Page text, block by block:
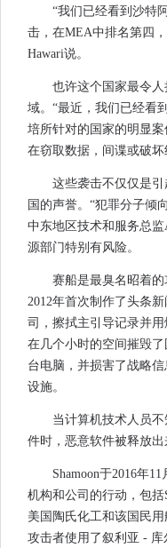
“我们已经看到沙特
击，在MEA中排名第四，
Hawari说。
也许这个国家最令
域。“最近，我们已经看
培所针对的国家的明显
在窃取数据，间谍或破坏
这些袭击不仅仅是
国的声誉。“犯罪分子倾
中东地区技术和服务总
源部门特别有风险。
赛船是最臭名昭着
2012年首次制作了头条
司，擦拭主引导记录并
在几个小时的空间摧毁
台电脑，并损害了战略
设施。
当计算机技术人员
件时，恶意软件被释放出
Shamoon于2016年
机构和公司的行动，包括
美国陶氏化工和该国民
攻击者使用了叙利亚 -